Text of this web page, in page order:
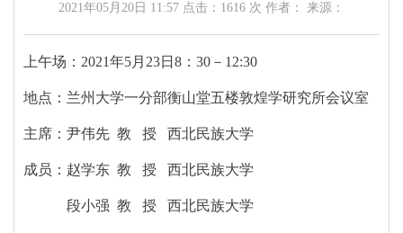
2021年05月20日 11:57 点击： 1616 次 作者： 来源：
上午场：2021年5月23日8：30－12:30
地点：兰州大学一分部衡山堂五楼敦煌学研究所会议室
主席：尹伟先 教 授 西北民族大学
成员：赵学东 教 授 西北民族大学
段小强 教 授 西北民族大学